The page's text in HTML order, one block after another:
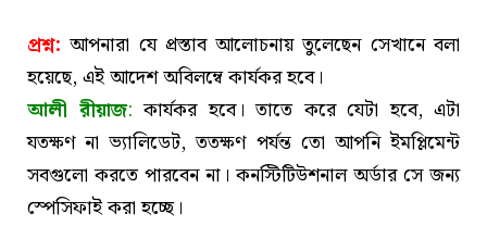
প্রশ্ন:আপনারা যে প্রস্তাব আলোচনায় তুলেছেন সেখানে বলা
হয়েছে, এই আদেশ অবিলম্বে কার্যকর হবে।
আলী রীয়াজ: কার্যকর হবে। তাতে করে যেটা হবে, এটা
যতক্ষণ না ভ্যালিডেট, ততক্ষণ পর্যন্ত তো আপনি ইমপ্লিমেন্ট
সবগুলো করতে পারবেন না। কনস্টিটিউশনাল অর্ডার সে জন্য
স্পেসিফাই করা হচ্ছে।